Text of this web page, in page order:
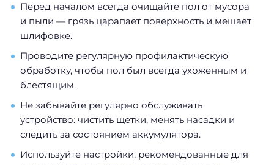
Перед началом всегда очищайте пол от мусора
и пыли — грязь царапает поверхность и мешает
шлифовке.
Проводите регулярную профилактическую
обработку, чтобы пол был всегда ухоженным и
блестящим.
Не забывайте регулярно обслуживать
устройство: чистить щетки, менять насадки и
следить за состоянием аккумулятора.
Используйте настройки, рекомендованные для